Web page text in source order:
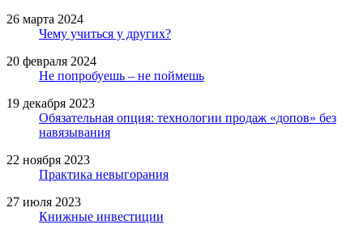
26 марта 2024
Чему учиться у других?
20 февраля 2024
Не попробуешь – не поймешь
19 декабря 2023
Обязательная опция: технологии продаж «допов» без
навязывания
22 ноября 2023
Практика невыгорания
27 июля 2023
Книжные инвестиции